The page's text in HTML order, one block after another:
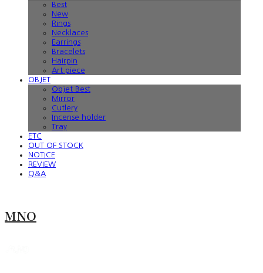
Best
New
Rings
Necklaces
Earrings
Bracelets
Hairpin
Art piece
OBJET
Objet Best
Mirror
Cutlery
Incense holder
Tray
ETC
OUT OF STOCK
NOTICE
REVIEW
Q&A
MNO